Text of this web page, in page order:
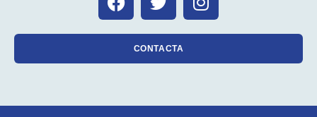
CONTACTA